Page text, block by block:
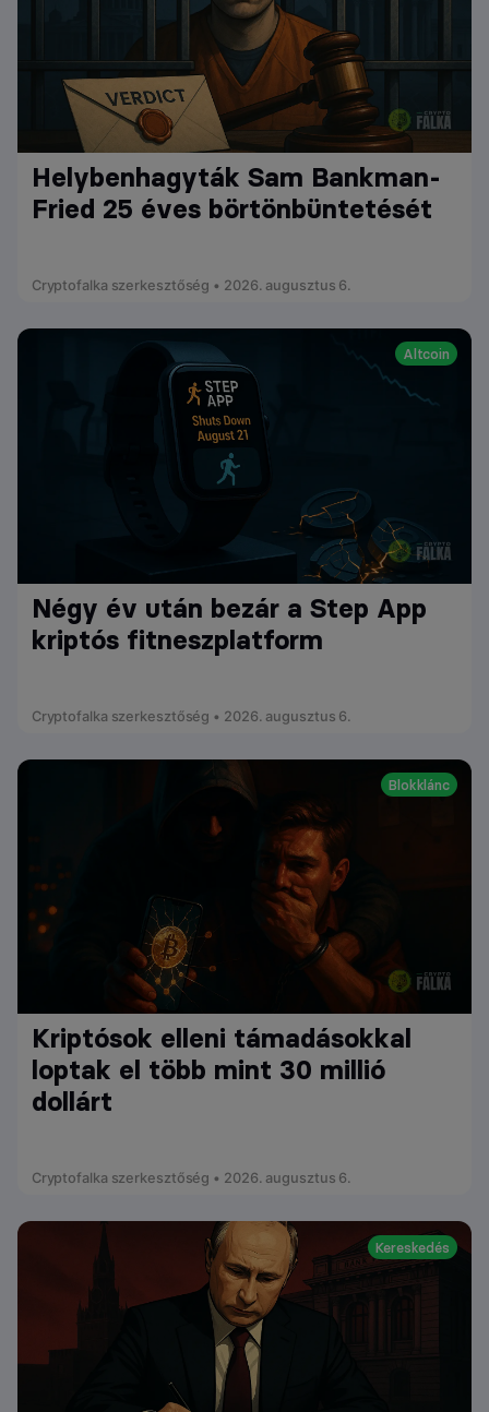
Helybenhagyták Sam Bankman-
Fried 25 éves börtönbüntetését
Cryptofalka szerkesztőség • 2026. augusztus 6.
Altcoin
Négy év után bezár a Step App
kriptós fitneszplatform
Cryptofalka szerkesztőség • 2026. augusztus 6.
Blokklánc
Kriptósok elleni támadásokkal
loptak el több mint 30 millió
dollárt
Cryptofalka szerkesztőség • 2026. augusztus 6.
Kereskedés